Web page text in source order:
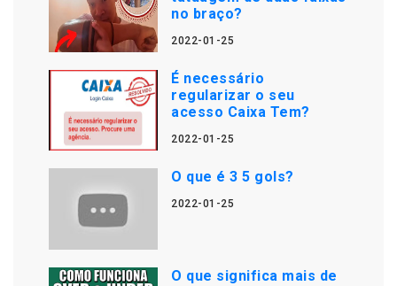
no braço?
2022-01-25
É necessário
regularizar o seu
acesso Caixa Tem?
2022-01-25
O que é 3 5 gols?
2022-01-25
O que significa mais de